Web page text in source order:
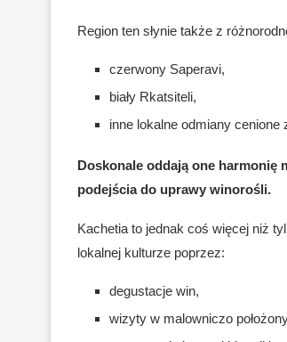
Region ten słynie także z
czerwony Saperavi,
biały Rkatsiteli,
inne lokalne odmiany cenione
Doskonale oddają one
podejścia do uprawy winorośli.
Kachetia to jednak coś więcej niż
lokalnej kulturze poprzez:
degustacje win,
wizyty w malowniczo